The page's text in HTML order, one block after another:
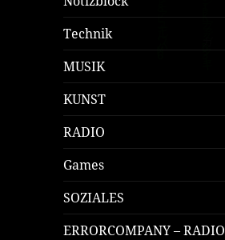
Technik
MUSIK
KUNST
RADIO
Games
SOZIALES
ERRORCOMPANY – RADIO